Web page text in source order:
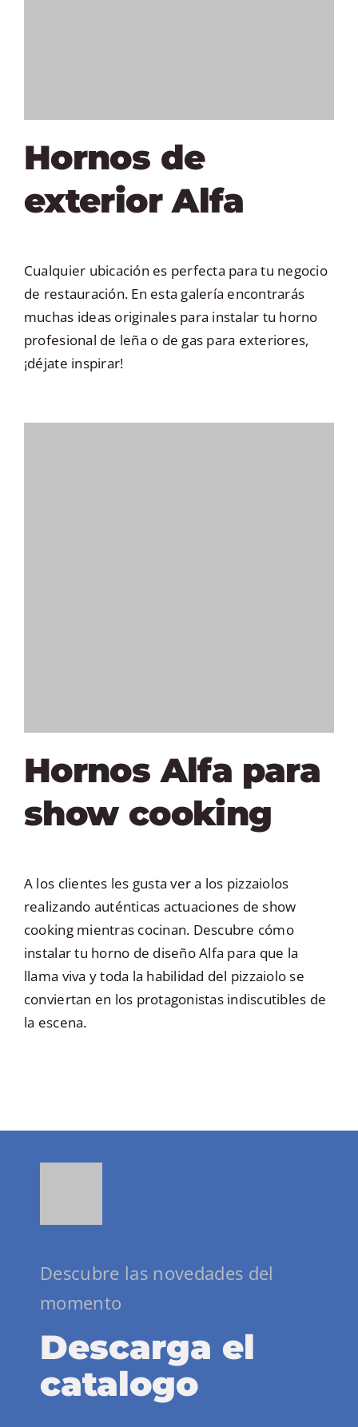
Hornos de
exterior Alfa
Cualquier ubicación es perfecta para tu negocio
de restauración. En esta galería encontrarás
muchas ideas originales para instalar tu horno
profesional de leña o de gas para exteriores,
¡déjate inspirar!
Hornos Alfa para
show cooking
A los clientes les gusta ver a los pizzaiolos
realizando auténticas actuaciones de show
cooking mientras cocinan. Descubre cómo
instalar tu horno de diseño Alfa para que la
llama viva y toda la habilidad del pizzaiolo se
conviertan en los protagonistas indiscutibles de
la escena.
Descubre las novedades del
momento
Descarga el
catalogo